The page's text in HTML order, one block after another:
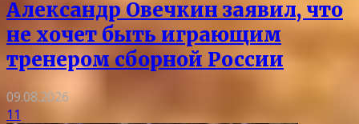
Александр Овечкин заявил, что
не хочет быть играющим
тренером сборной России
09.08.2026
11